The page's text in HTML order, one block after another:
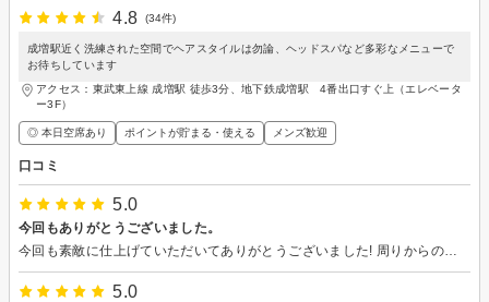
4.8
(34件)
成増駅近く洗練された空間でヘアスタイルは勿論、ヘッドスパなど多彩なメニューで
お待ちしています
アクセス：東武東上線 成増駅 徒歩3分、地下鉄成増駅 4番出口すぐ上（エレベータ
ー3F）
◎ 本日空席あり ポイントが貯まる・使える メンズ歓迎
口コミ
5.0
今回もありがとうございました。
今回も素敵に仕上げていただいてありがとうございました! 周りからの評価も上々です! またお願い致します。
5.0